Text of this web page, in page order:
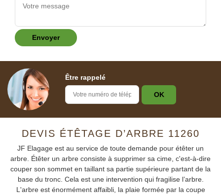
Être rappelé
DEVIS ÉTÊTAGE D’ARBRE 11260
JF Elagage est au service de toute demande pour étêter un
arbre. Étêter un arbre consiste à supprimer sa cime, c'est-à-dire
couper son sommet en taillant sa partie supérieure partant de la
base du tronc. Cela est une intervention qui fragilise l’arbre.
L'arbre est énormément affaibli, la plaie formée par la coupe